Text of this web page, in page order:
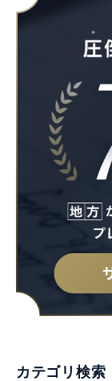
カテゴリ検索